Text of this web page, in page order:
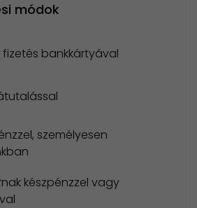
módok
fizetés bankkártyával
személyesen
készpénzzel vagy